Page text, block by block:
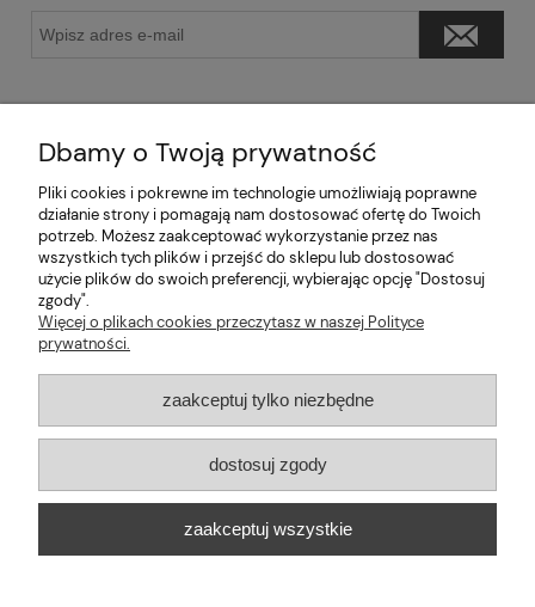
Pomoc
Moje konto
Informacje
2026 © mabaje
Sklep internetowy Shoper Premium
Tel.:534736451| NIP: 6772370993 REGON:
122658200
Dbamy o Twoją prywatność
Pliki cookies i pokrewne im technologie umożliwiają poprawne
działanie strony i pomagają nam dostosować ofertę do Twoich
potrzeb. Możesz zaakceptować wykorzystanie przez nas
wszystkich tych plików i przejść do sklepu lub dostosować
użycie plików do swoich preferencji, wybierając opcję "Dostosuj
zgody".
Więcej o plikach cookies przeczytasz w naszej Polityce
prywatności.
zaakceptuj tylko niezbędne
dostosuj zgody
zaakceptuj wszystkie